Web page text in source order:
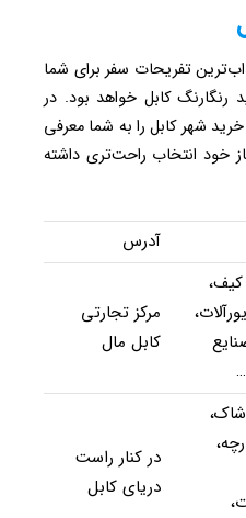
تفریحات سفر برای شما
رنگارنگ کابل خواهد بود. در
خرید شهر کابل را به شما معرفی
خود انتخاب راحت‌تری داشته
آدرس
مرکز تجارتی
کابل مال
در کنار راست
دریای کابل